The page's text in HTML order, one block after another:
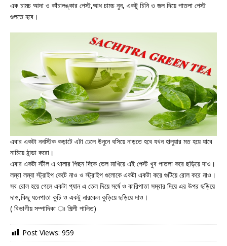
এক চামচ আদা ও কাঁচালঙ্কার পেস্ট,আধ চামচ নুন, একটু চিনি ও জল দিয়ে পাতলা পেস্ট
গুলতে হবে।
এবার একটা ননস্টিক কড়াটে এটা ঢেলে উনুনে বসিয়ে নাড়তে হবে যখন হালুয়ার মত হয়ে যাবে
নামিয়ে ঠান্ডা করো।
এবার একটা স্টীল এ থালার পিছন দিকে তেল মাখিয়ে এই পেস্ট খুব পাতলা করে ছড়িয়ে দাও।
লম্বা লম্বা স্ট্রাইপ কেটে নাও ও স্ট্রাইপ গুলোকে একটা একটা করে গুটিয়ে রোল করে নাও।
সব রোল হয়ে গেলে একটা প্যান এ তেল দিয়ে সর্ষে ও কারিপাতা সম্বার দিয়ে এর উপর ছড়িয়ে
দাও,কিছু ধনেপাতা কুচি ও একটু নারকেল কুড়িয়ে ছড়িয়ে দাও।
( বিভাগীয় সম্পাদিকা ঃ শিল্পী পালিত)
Post Views: 959